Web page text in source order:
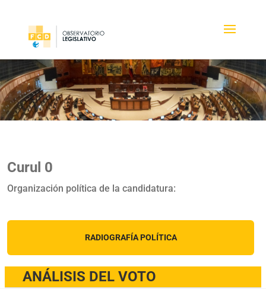
Curul 0
Organización política de la candidatura:
RADIOGRAFÍA POLÍTICA
ANÁLISIS DEL VOTO